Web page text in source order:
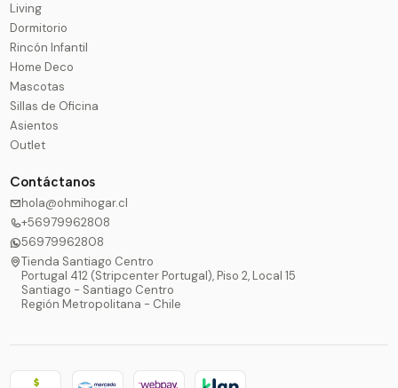
Living
Dormitorio
Rincón Infantil
Home Deco
Mascotas
Sillas de Oficina
Asientos
Outlet
Contáctanos
hola@ohmihogar.cl
+56979962808
56979962808
Tienda Santiago Centro
Portugal 412 (Stripcenter Portugal), Piso 2, Local 15
Santiago - Santiago Centro
Región Metropolitana - Chile